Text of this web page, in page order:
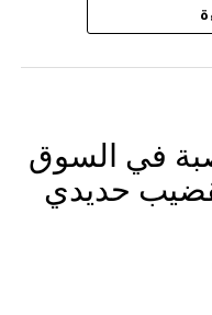
توفيت نوكينوفا
إحدى عظام
متعددة على
بيشيمباييف (43 عاما) اتهامات بالتعذيب
ويواجه عقوبة
في السوق
حديدي